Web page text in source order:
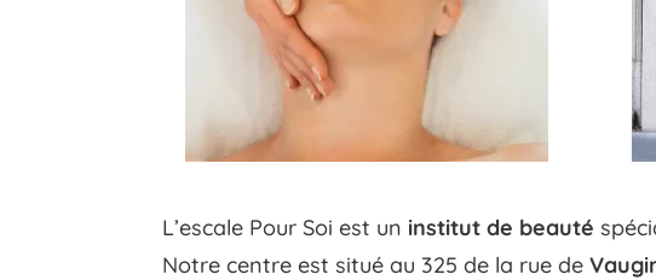
L’escale Pour Soi est un institut de beauté
Notre centre est situé au 325 de la rue de